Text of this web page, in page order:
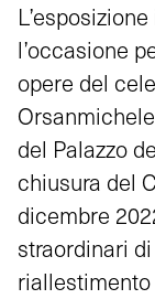
l’occasione
opere del
del Palazzo
chiusura del
dicembre
straordinari